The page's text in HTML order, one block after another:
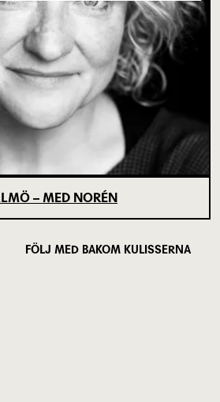
– MED NORÉN
FÖLJ MED BAKOM KULISSERNA